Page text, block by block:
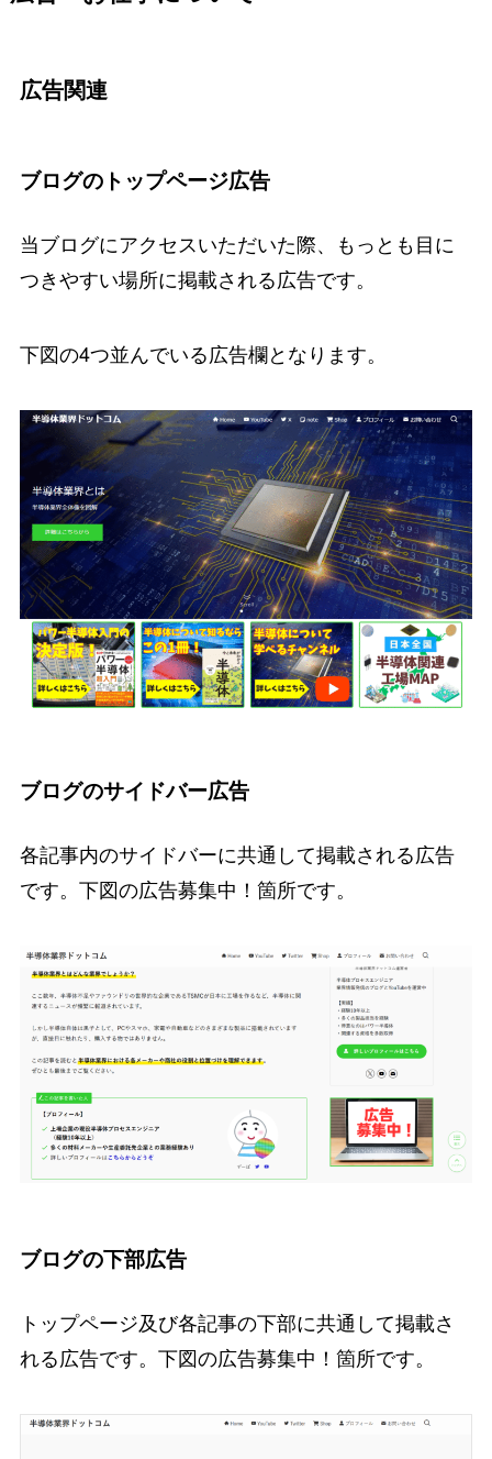
広告関連
ブログのトップページ広告
当ブログにアクセスいただいた際、もっとも目に
つきやすい場所に掲載される広告です。
下図の4つ並んでいる広告欄となります。
ブログのサイドバー広告
各記事内のサイドバーに共通して掲載される広告
です。下図の広告募集中！箇所です。
ブログの下部広告
トップページ及び各記事の下部に共通して掲載さ
れる広告です。下図の広告募集中！箇所です。